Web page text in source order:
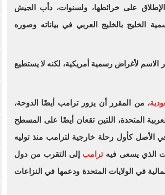
على خرائطها، ولسنوات، دأب الجيش
الخليج بالخليج العربي في بياناته وصوره
الاسم لأغراض رسمية أمريكية، لكنه لا يستطيع
، من المقرر أن يزور ترامب أيضًا الدوحة،
المتحدة، اللتين تقعان أيضًا على المسطح
الأصل كأول رحلة خارجية لترامب منذ توليه
ترامب إلى التقرب من دول
في الولايات المتحدة ودعمها في النزاعات